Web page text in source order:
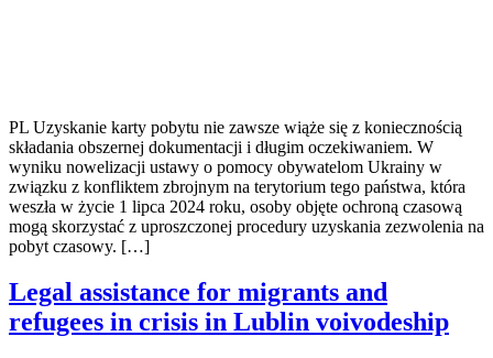
PL Uzyskanie karty pobytu nie zawsze wiąże się z koniecznością
składania obszernej dokumentacji i długim oczekiwaniem. W
wyniku nowelizacji ustawy o pomocy obywatelom Ukrainy w
związku z konfliktem zbrojnym na terytorium tego państwa, która
weszła w życie 1 lipca 2024 roku, osoby objęte ochroną czasową
mogą skorzystać z uproszczonej procedury uzyskania zezwolenia na
pobyt czasowy. […]
Legal assistance for migrants and
refugees in crisis in Lublin voivodeship